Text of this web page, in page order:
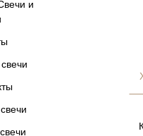
и